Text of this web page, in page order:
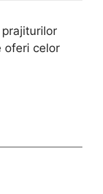
oferi celor